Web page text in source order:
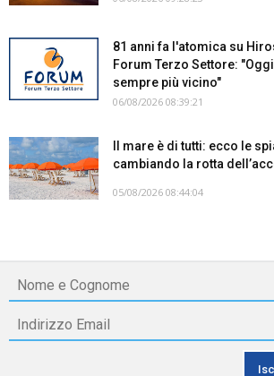
81 anni fa l'atomica su
Forum Terzo Settore:
sempre più vicino"
06/08/2026 08:39:21
Il mare è di tutti: ecco le
cambiando la rotta
05/08/2026 08:44:04